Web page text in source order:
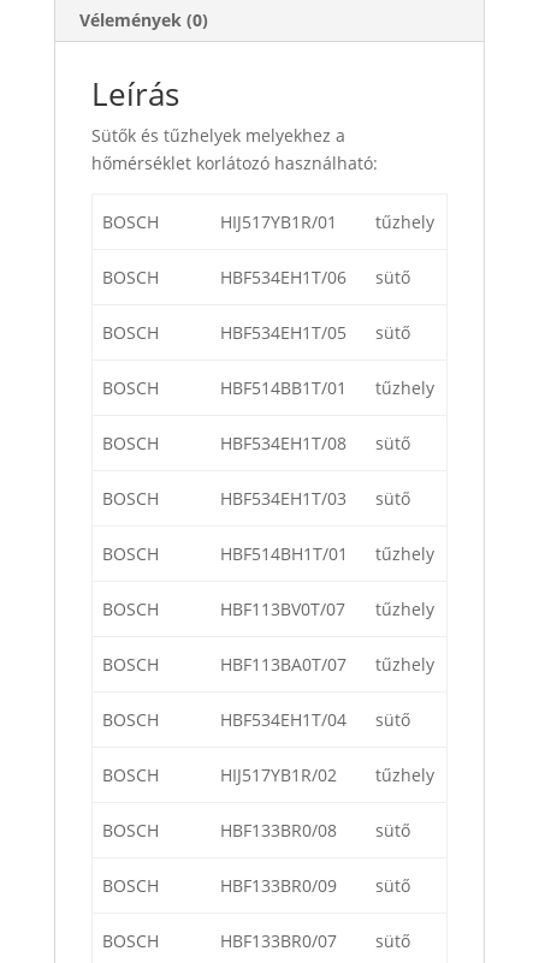
Vélemények (0)
Leírás
Sütők és tűzhelyek melyekhez a
hőmérséklet korlátozó használható:
BOSCH HIJ517YB1R/01 tűzhely
BOSCH HBF534EH1T/06 sütő
BOSCH HBF534EH1T/05 sütő
BOSCH HBF514BB1T/01 tűzhely
BOSCH HBF534EH1T/08 sütő
BOSCH HBF534EH1T/03 sütő
BOSCH HBF514BH1T/01 tűzhely
BOSCH HBF113BV0T/07 tűzhely
BOSCH HBF113BA0T/07 tűzhely
BOSCH HBF534EH1T/04 sütő
BOSCH HIJ517YB1R/02 tűzhely
BOSCH HBF133BR0/08 sütő
BOSCH HBF133BR0/09 sütő
BOSCH HBF133BR0/07 sütő